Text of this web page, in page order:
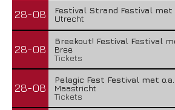
28-08
Festival Strand Festival met
Utrecht
28-08
Breekout! Festival Festival
Bree
Tickets
28-08
Pelagic Fest Festival met
Maastricht
Tickets